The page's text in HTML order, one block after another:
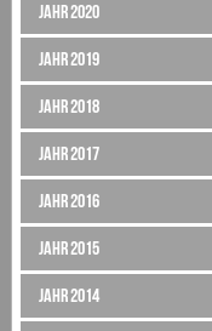
Jahr 2020
Jahr 2019
Jahr 2018
Jahr 2017
Jahr 2016
Jahr 2015
Jahr 2014